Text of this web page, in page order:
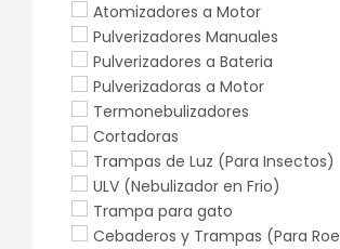
Atomizadores a Motor
Pulverizadores Manuales
Pulverizadores a Bateria
Pulverizadoras a Motor
Termonebulizadores
Cortadoras
Trampas de Luz (Para Insectos)
ULV (Nebulizador en Frio)
Trampa para gato
Cebaderos y Trampas (Para